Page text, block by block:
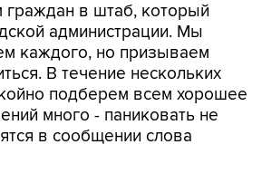
в штаб, который
администрации. Мы
каждого, но призываем
В течение нескольких
подберем всем хорошее
много - паниковать не
в сообщении слова